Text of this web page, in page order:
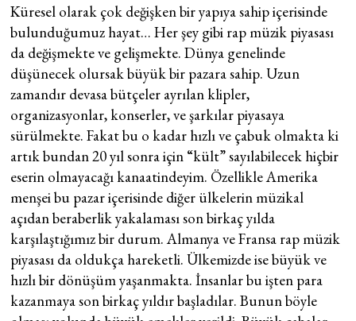
Küresel olarak çok değişken bir yapıya sahip içerisinde
bulunduğumuz hayat… Her şey gibi rap müzik piyasası
da değişmekte ve gelişmekte. Dünya genelinde
düşünecek olursak büyük bir pazara sahip. Uzun
zamandır devasa bütçeler ayrılan klipler,
organizasyonlar, konserler, ve şarkılar piyasaya
sürülmekte. Fakat bu o kadar hızlı ve çabuk olmakta ki
artık bundan 20 yıl sonra için “kült” sayılabilecek hiçbir
eserin olmayacağı kanaatindeyim. Özellikle Amerika
menşei bu pazar içerisinde diğer ülkelerin müzikal
açıdan beraberlik yakalaması son birkaç yılda
karşılaştığımız bir durum. Almanya ve Fransa rap müzik
piyasası da oldukça hareketli. Ülkemizde ise büyük ve
hızlı bir dönüşüm yaşanmakta. İnsanlar bu işten para
kazanmaya son birkaç yıldır başladılar. Bunun böyle